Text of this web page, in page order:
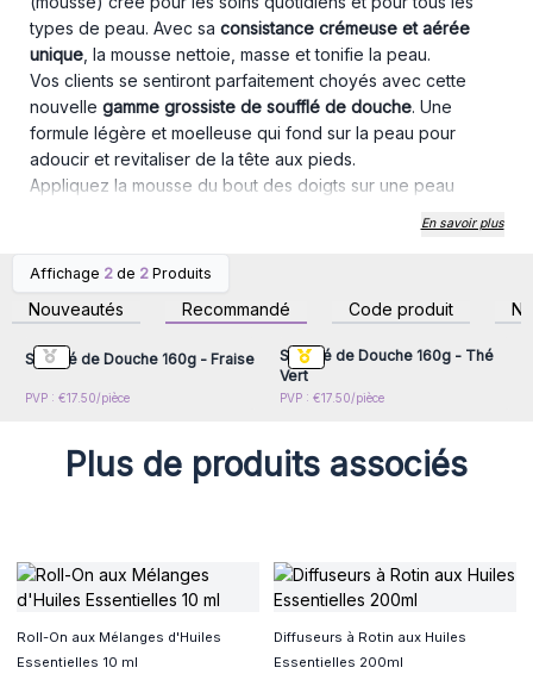
types de peau. Avec sa consistance crémeuse et aérée
unique, la mousse nettoie, masse et tonifie la peau.
Vos clients se sentiront parfaitement choyés avec cette
nouvelle gamme grossiste de soufflé de douche. Une
formule légère et moelleuse qui fond sur la peau pour
adoucir et revitaliser de la tête aux pieds.
Appliquez la mousse du bout des doigts sur une peau
peau.
sera incroyablementparfumée, veloutée, douce, hydratée
et sans résidu.
En savoir plus
Affichage 2 de 2 Produits
Nouveautés Recommandé Code produit
Connectez-vous ou
inscrivez-vous pour
accéder aux prix de gros
Soufflé de Douche 160g - Fraise
PVP : €17.50/pièce
inscrivez-vous pour
accéder aux prix de gros
Soufflé de Douche 160g - Thé
Vert
PVP : €17.50/pièce
Plus de produits associés
Roll-On aux Mélanges d'Huiles
Essentielles 10 ml
Diffuseurs à Rotin aux Huiles
Essentielles 200ml